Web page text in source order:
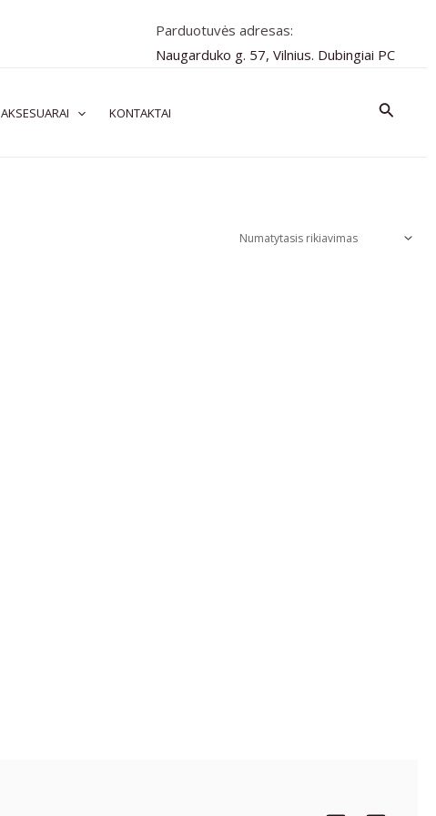
Parduotuvės adresas:
Naugarduko g. 57, Vilnius. Dubingiai PC
AKSESUARAI KONTAKTAI Paieška